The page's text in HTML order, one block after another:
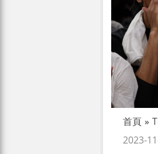
首頁 »
2023-